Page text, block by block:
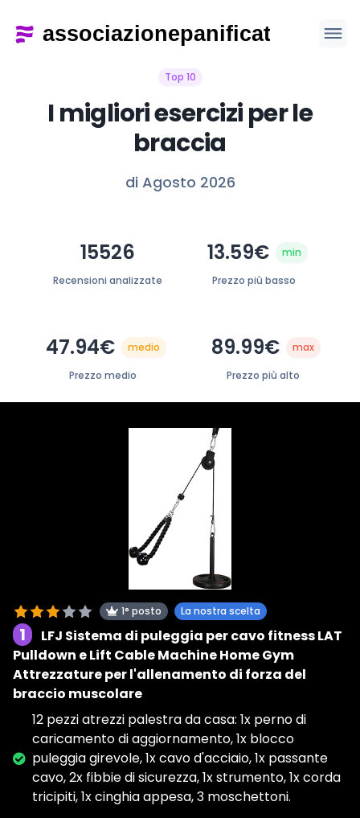
Top 10
I migliori esercizi per le
braccia
di Agosto 2026
15526
Recensioni analizzate
13.59€ min
Prezzo più basso
47.94€ medio
Prezzo medio
89.99€ max
Prezzo più alto
1° posto La nostra scelta
1
LFJ Sistema di puleggia per cavo fitness LAT
Pulldown e Lift Cable Machine Home Gym
Attrezzature per l'allenamento di forza del
braccio muscolare
12 pezzi atrezzi palestra da casa: 1x perno di
caricamento di aggiornamento, 1x blocco
puleggia girevole, 1x cavo d'acciaio, 1x passante
cavo, 2x fibbie di sicurezza, 1x strumento, 1x corda
tricipiti, 1x cinghia appesa, 3 moschettoni.